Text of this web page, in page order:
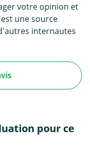
votre opinion et
une source
internautes
pour ce